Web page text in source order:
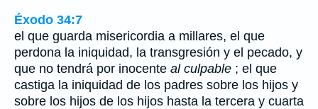
Éxodo 34:7
el que guarda misericordia a millares, el que
perdona la iniquidad, la transgresión y el pecado, y
que no tendrá por inocente al culpable ; el que
castiga la iniquidad de los padres sobre los hijos y
sobre los hijos de los hijos hasta la tercera y cuarta